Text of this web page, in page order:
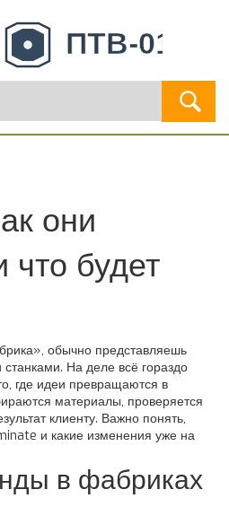
они
что будет
обычно представляешь
На деле всё гораздо
где идеи превращаются в
материалы, проверяется
клиенту. Важно понять,
и какие изменения уже на
в фабриках